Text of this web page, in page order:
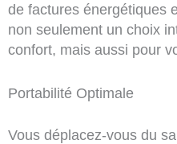
de factures énergétiques
non seulement un choix
confort, mais aussi pour
Portabilité Optimale
Vous déplacez-vous du